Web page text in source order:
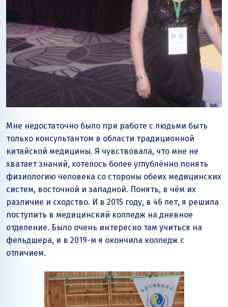
Мне недостаточно было при работе с людьми быть
только консультантом в области традиционной
китайской медицины. Я чувствовала, что мне не
хватает знаний, хотелось более углублённо понять
физиологию человека со стороны обеих медицинских
систем, восточной и западной. Понять, в чём их
различие и сходство. И в 2015 году, в 46 лет, я решила
поступить в медицинский колледж на дневное
отделение. Было очень интересно там учиться на
фельдшера, и в 2019-м я окончила колледж с
отличием.